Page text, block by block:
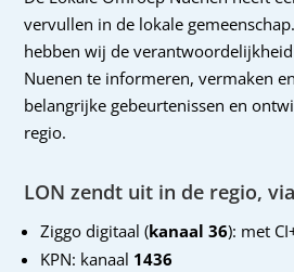
vervullen in de lokale
hebben wij de
Nuenen te informeren, vermaken
belangrijke gebeurtenissen en
regio.
LON zendt uit in de regio,
Ziggo digitaal (kanaal 36): met
KPN: kanaal 1436